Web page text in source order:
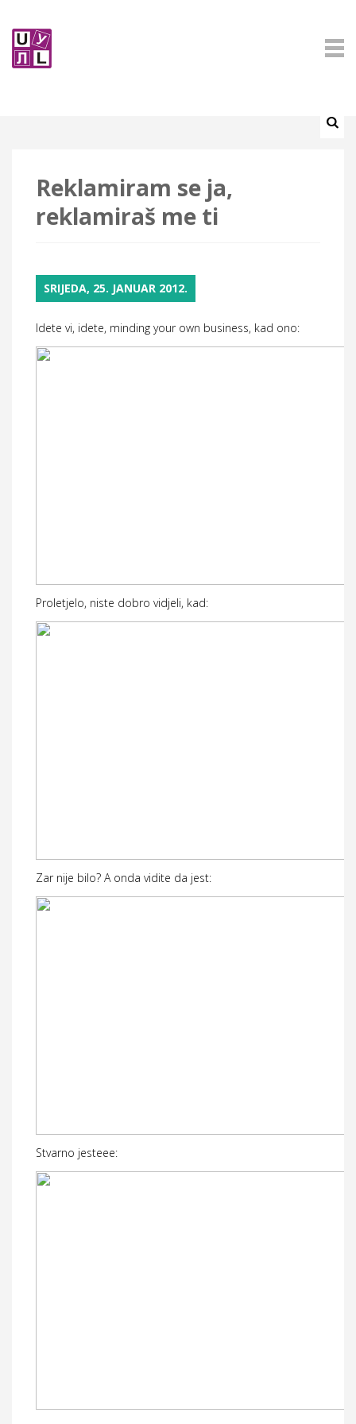
Reklamiram se ja,
reklamiraš me ti
SRIJEDA, 25. JANUAR 2012.
Idete vi, idete, minding your own business, kad ono:
Proletjelo, niste dobro vidjeli, kad:
Zar nije bilo? A onda vidite da jest:
Stvarno jesteee: